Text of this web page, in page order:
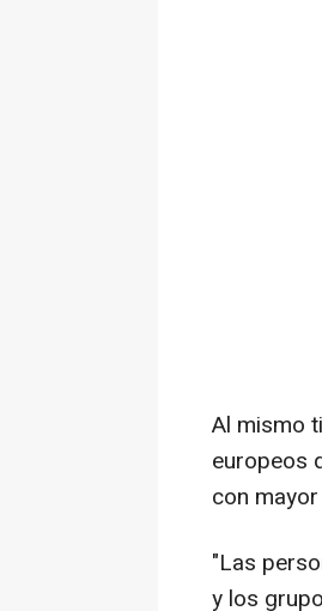
Al mismo
europeos
con
"Las
y los